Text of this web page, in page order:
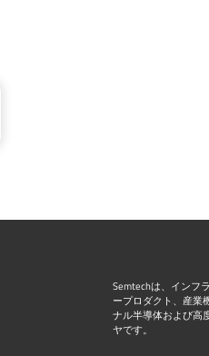
Semtechは、インフ
ープロダクト、産業
ナル半導体および高
ヤです。